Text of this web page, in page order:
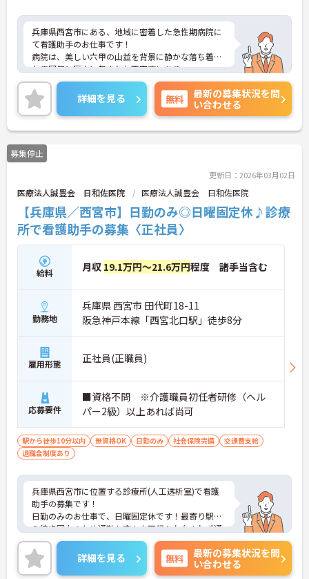
兵庫県西宮市にある、地域に密着した急性期病院に
て看護助手のお仕事です！
病院は、美しい六甲の山並を背景に静かな落ち着い
た雰囲気と歴史に包まれた西宮市にあり、
一歩踏み出せば海や山の豊かなロケーションに事欠
きません！
開院以来、一貫して高度救急医療を重視し、手術・
アンギオグラフィーなど、24時間体制で行える医療
システムを確立！
全スタッフが一丸となり、地域に密着した急性期医
療を実践しています♪
詳細を見る 無料
最新の募集状況を問
い合わせる
募集停止
更新日：2026年03月02日
医療法人誠豊会 日和佐医院 医療法人誠豊会 日和佐医院
【兵庫県／西宮市】日勤のみ◎日曜固定休♪診療
所で看護助手の募集〈正社員〉
給料 月収 19.1万円～21.6万円程度 諸手当含む
勤務地
兵庫県 西宮市 田代町18-11
阪急神戸本線「西宮北口駅」徒歩8分
雇用形態 正社員(正職員)
応募要件
■資格不問 ※介護職員初任者研修（ヘル
パー2級）以上あれば尚可
駅から徒歩10分以内 無資格OK 日勤のみ 社会保険完備
交通費支給
退職金制度あり
兵庫県西宮市に位置する診療所(人工透析室)で看護
助手の募集です！
日勤のみのお仕事で、日曜固定休です！最寄り駅か
ら徒歩圏内のため通勤も楽々♪天候も左右されず通
勤ができます♪さらに各種手当も充実しているのは
嬉しいポイントです◎フォロー体制もあり、経験に
関わらず安心してスタートできます。
詳細を見る 無料
最新の募集状況を問
い合わせる